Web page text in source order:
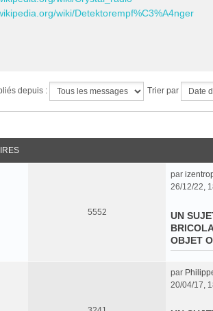
wiki/Detektorempf%C3%A4nger
depuis : Trier par
5552
par
26/12/22,
UN
OBJET
par
20/04/17,